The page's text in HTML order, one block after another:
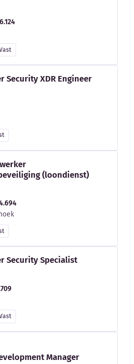
Security XDR Engineer
(loondienst)
Security Specialist
Manager